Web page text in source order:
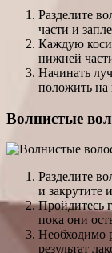
Разделите
части и
Каждую
нижней
Начинать
положить на
Волнистые
Разделите
и закрутите
Пройдитесь
пока они
Необходимо
результат